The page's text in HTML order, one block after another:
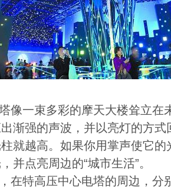
一束多彩的摩天大楼耸立在
渐强的声波，并以亮灯的方
就越高。如果你用掌声使它
并点亮周边的“城市生活”。
特高压中心电塔的周边，分